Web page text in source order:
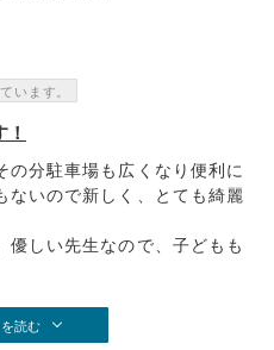
います。
分駐車場も広くなり便利に
ないので新しく、とても綺麗
しい先生なので、子どもも
読む